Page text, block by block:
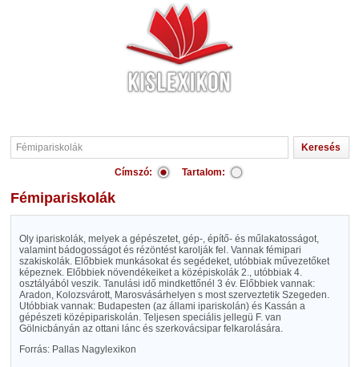
Címszó: Tartalom:
Fémipariskolák
Oly ipariskolák, melyek a gépészetet, gép-, építő- és műlakatosságot,
valamint bádogosságot és rézöntést karolják fel. Vannak fémipari
szakiskolák. Előbbiek munkásokat és segédeket, utóbbiak művezetőket
képeznek. Előbbiek növendékeiket a középiskolák 2., utóbbiak 4.
osztályából veszik. Tanulási idő mindkettőnél 3 év. Előbbiek vannak:
Aradon, Kolozsvárott, Marosvásárhelyen s most szerveztetik Szegeden.
Utóbbiak vannak: Budapesten (az állami ipariskolán) és Kassán a
gépészeti középipariskolán. Teljesen speciális jellegü F. van
Gölnicbányán az ottani lánc és szerkovácsipar felkarolására.
Forrás: Pallas Nagylexikon